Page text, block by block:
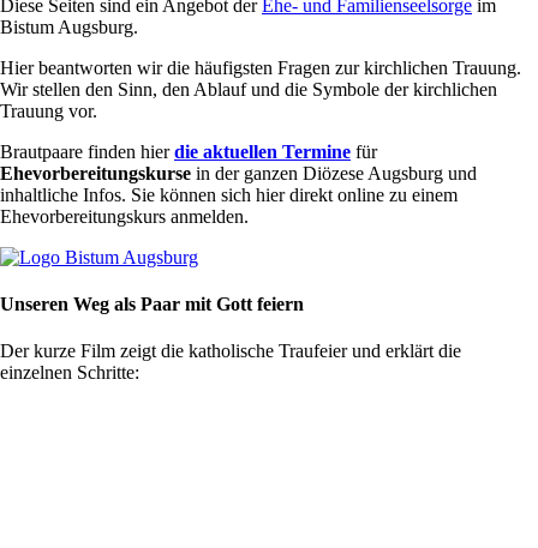
Diese Seiten sind ein Angebot derEhe- und Familienseelsorge im
Bistum Augsburg.
Hier beantworten wir die häufigsten Fragen zur kirchlichen Trauung.
Wir stellen den Sinn, den Ablauf und die Symbole der kirchlichen
Trauung vor.
Brautpaare finden hierdie aktuellen Termine für
Ehevorbereitungskurse in der ganzen Diözese Augsburg und
inhaltliche Infos. Sie können sich hier direkt online zu einem
Ehevorbereitungskurs anmelden.
Unseren Weg als Paar mit Gott feiern
Der kurze Film zeigt die katholische Traufeier und erklärt die
einzelnen Schritte: